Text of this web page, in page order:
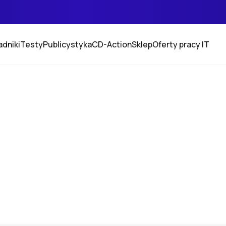
TestyPublicystykaCD-ActionSklepOferty pracy IT